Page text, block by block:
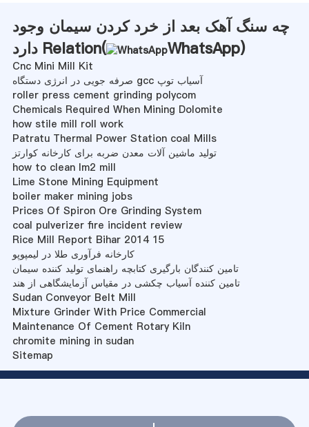
چه سنگ آهک بعد از خرد کردن سیمان وجود
دارد Relation(
WhatsApp)
Cnc Mini Mill Kit
صرفه جویی در انرژی دستگاه gcc آسیاب توپ
roller press cement grinding polycom
Chemicals Required When Mining Dolomite
how stile mill roll work
Patratu Thermal Power Station coal Mills
تولید ماشین آلات معدن ضربه برای کارخانه کوارتز
how to clean lm2 mill
Lime Stone Mining Equipment
boiler maker mining jobs
Prices Of Spiron Ore Grinding System
coal pulverizer fire incident review
Rice Mill Report Bihar 2014 15
کارخانه فرآوری طلا در لیمپوپو
تامین کنندگان بارگیری کتابچه راهنمای تولید کننده سیمان
تامین کننده آسیاب چکشی در مقیاس آزمایشگاهی از هند
Sudan Conveyor Belt Mill
Mixture Grinder With Price Commercial
Maintenance Of Cement Rotary Kiln
chromite mining in sudan
Sitemap